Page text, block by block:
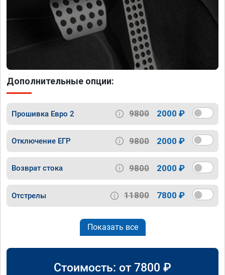
Дополнительные опции:
Прошивка Евро 2 9800 2000 ₽
Отключение ЕГР 9800 2000 ₽
Возврат стока 9800 2000 ₽
Отстрелы 11800 7800 ₽
Показать все
Стоимость: от 7800 ₽